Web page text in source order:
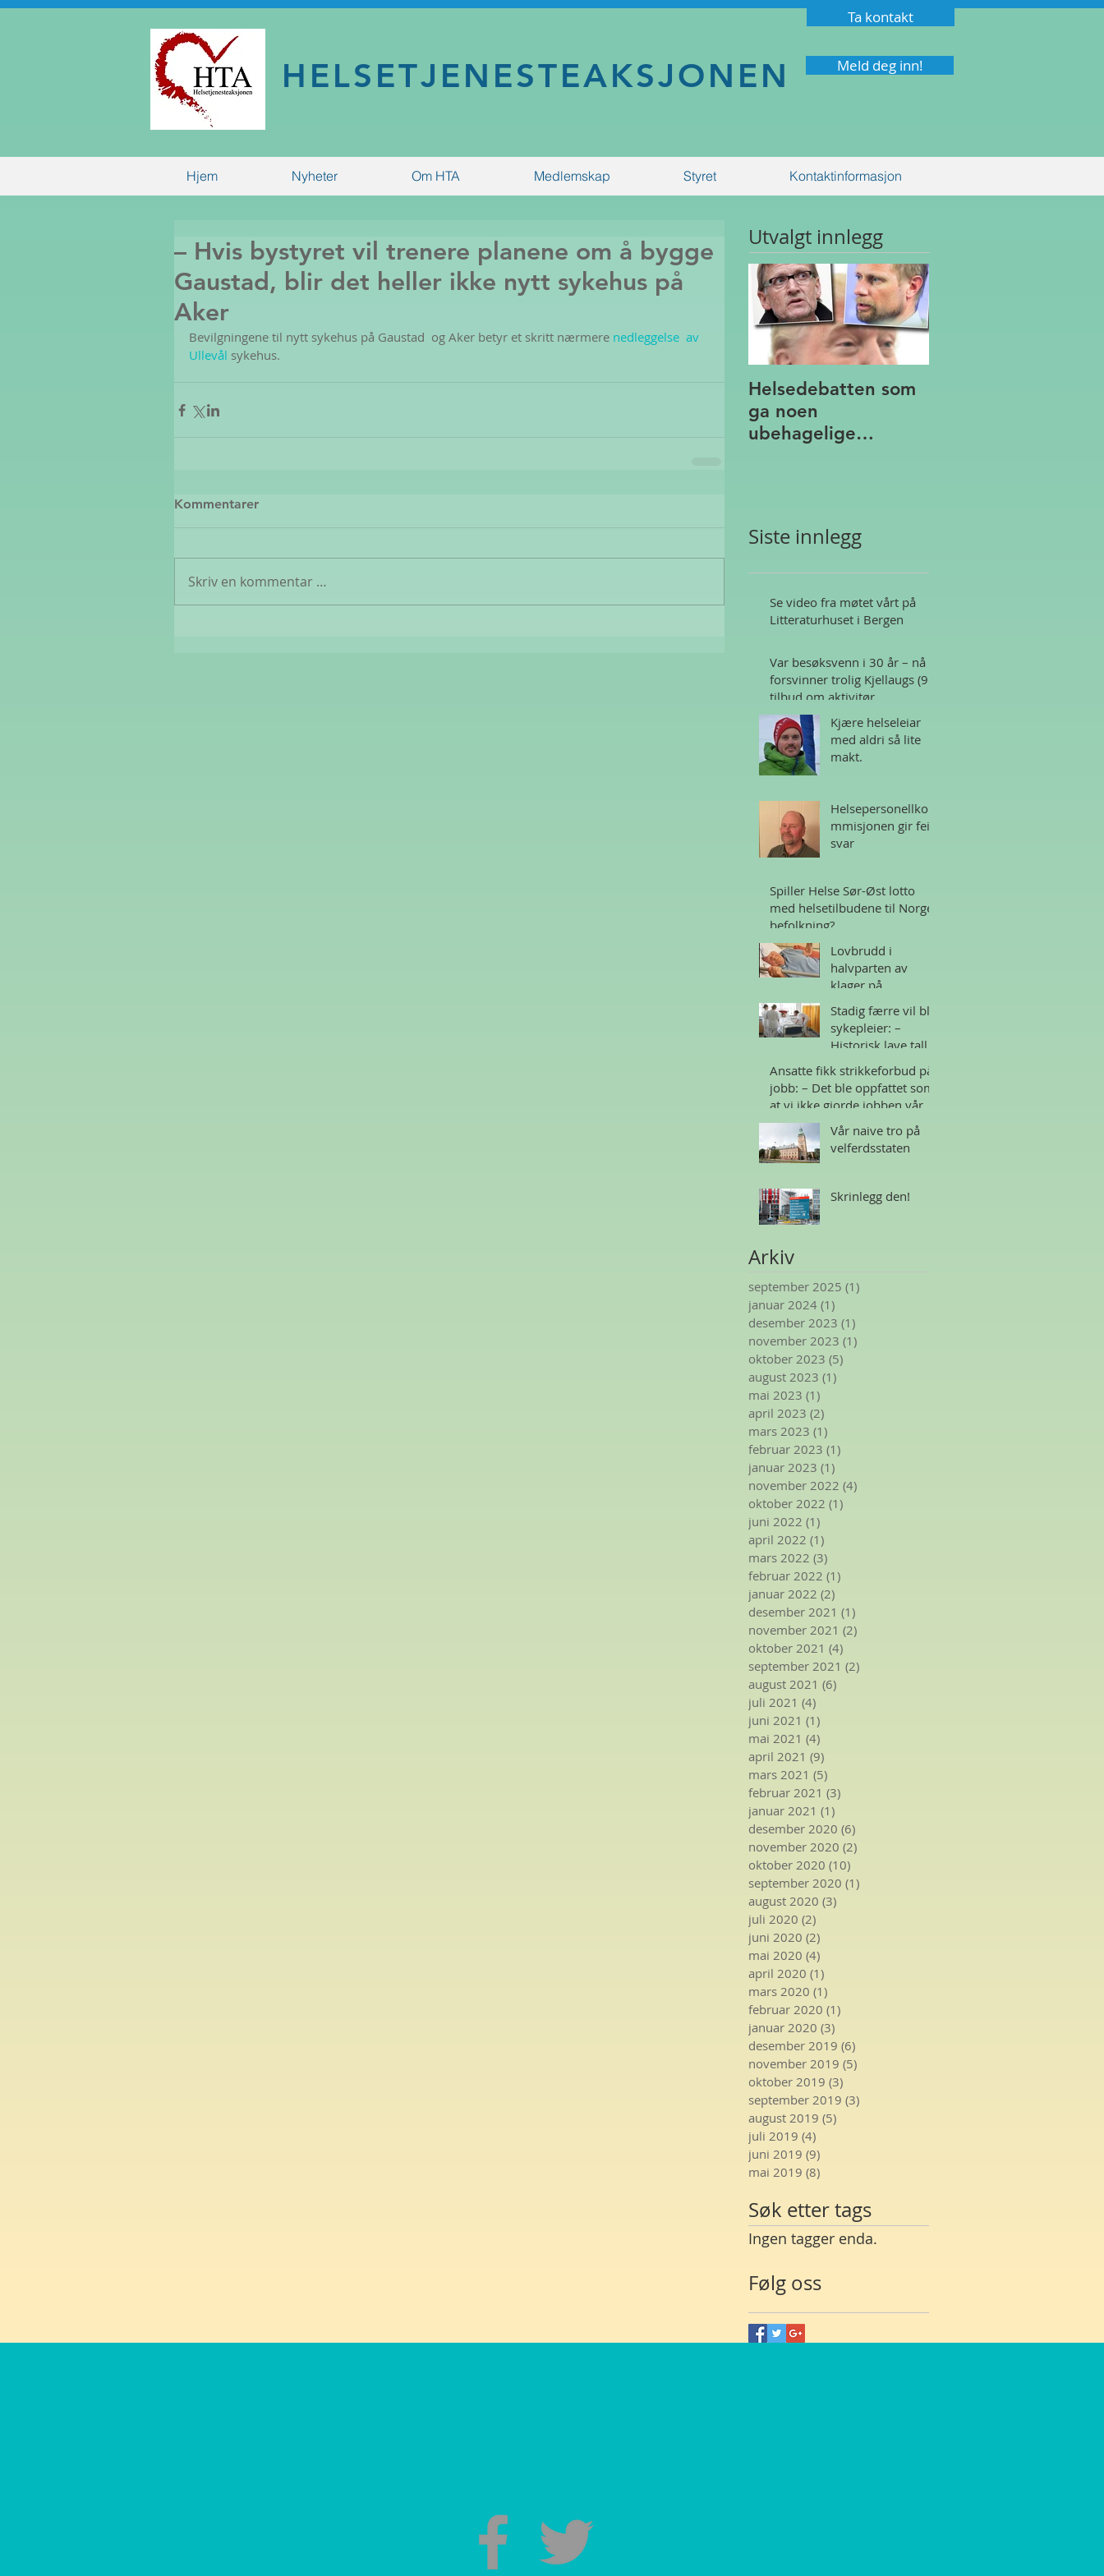
Ta kontakt
Meld deg inn!
HELSETJENESTEAKSJONEN
Hjem Nyheter Om HTA Medlemskap Styret Kontaktinformasjon
– Hvis bystyret vil trenere planene om å bygge
Gaustad, blir det heller ikke nytt sykehus på
Aker
Bevilgningene til nytt sykehus på Gaustad  og Aker betyr et skritt nærmere nedleggelse  av
Ullevål sykehus.
Kommentarer
Skriv en kommentar …
Utvalgt innlegg
Helsedebatten som
ga noen
ubehagelige
Siste innlegg
Se video fra møtet vårt på
Litteraturhuset i Bergen
Var besøksvenn i 30 år – nå
forsvinner trolig Kjellaugs (95)
tilbud om aktivitør
Kjære helseleiar
med aldri så lite
makt.
Helsepersonellko
mmisjonen gir feil
svar
Spiller Helse Sør-Øst lotto
med helsetilbudene til Norges
befolkning?
Lovbrudd i
halvparten av
klager på
Stadig færre vil bli
sykepleier: –
Historisk lave tall
Ansatte fikk strikkeforbud på
jobb: – Det ble oppfattet som
at vi ikke gjorde jobben vår
Vår naive tro på
velferdsstaten
Skrinlegg den!
Arkiv
september 2025 (1)
januar 2024 (1)
desember 2023 (1)
november 2023 (1)
oktober 2023 (5)
august 2023 (1)
mai 2023 (1)
april 2023 (2)
mars 2023 (1)
februar 2023 (1)
januar 2023 (1)
november 2022 (4)
oktober 2022 (1)
juni 2022 (1)
april 2022 (1)
mars 2022 (3)
februar 2022 (1)
januar 2022 (2)
desember 2021 (1)
november 2021 (2)
oktober 2021 (4)
september 2021 (2)
august 2021 (6)
juli 2021 (4)
juni 2021 (1)
mai 2021 (4)
april 2021 (9)
mars 2021 (5)
februar 2021 (3)
januar 2021 (1)
desember 2020 (6)
november 2020 (2)
oktober 2020 (10)
september 2020 (1)
august 2020 (3)
juli 2020 (2)
juni 2020 (2)
mai 2020 (4)
april 2020 (1)
mars 2020 (1)
februar 2020 (1)
januar 2020 (3)
desember 2019 (6)
november 2019 (5)
oktober 2019 (3)
september 2019 (3)
august 2019 (5)
juli 2019 (4)
juni 2019 (9)
mai 2019 (8)
Søk etter tags
Ingen tagger enda.
Følg oss